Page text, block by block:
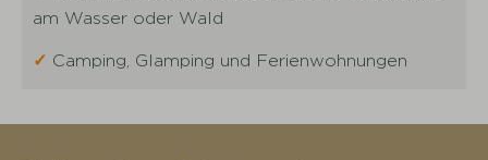
am Wasser oder Wald
✓ Camping, Glamping und Ferienwohnungen